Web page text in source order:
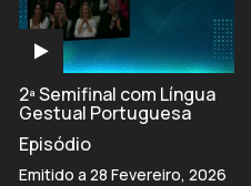
2ª Semifinal com Língua
Gestual Portuguesa
Episódio
Emitido a 28 Fevereiro, 2026